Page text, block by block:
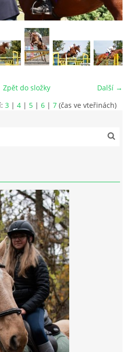
PODPORA SPORTU V
PRO TY KTEŘÍ SE
BRIGÁDU
NEBUDE
JEZDECTVÍ NENÍ
ZA DOTACI V ROCE 2023
Další →
Zpět do složky
3 | 4 | 5 | 6 | 7 (čas ve vteřinách)